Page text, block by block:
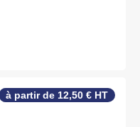
à partir de 12,50 € HT